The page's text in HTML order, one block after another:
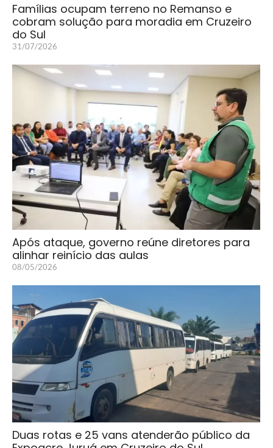
Famílias ocupam terreno no Remanso e
cobram solução para moradia em Cruzeiro
do Sul
31/07/2026
Após ataque, governo reúne diretores para
alinhar reinício das aulas
08/05/2026
Duas rotas e 25 vans atenderão público da